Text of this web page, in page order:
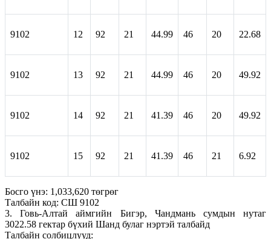
9102 12 92 21 44.99 46 20 22.68
9102 13 92 21 44.99 46 20 49.92
9102 14 92 21 41.39 46 20 49.92
9102 15 92 21 41.39 46 21 6.92
Босго үнэ: 1,033,620 төгрөг
Талбайн код: СШ 9102
3. Говь-Алтай аймгийн Бигэр, Чандмань сумдын нутаг
3022.58 гектар бүхий Шанд булаг нэртэй талбайд
Талбайн солбицлууд: